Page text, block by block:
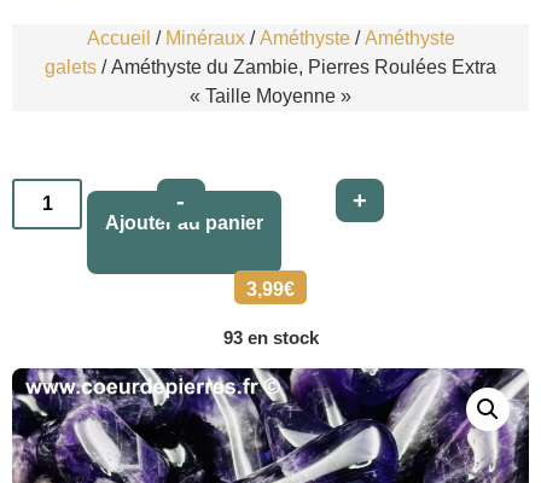
Accueil / Minéraux/Améthyste/Améthyste
galets / Améthyste du Zambie, Pierres Roulées Extra
« Taille Moyenne »
3,99€
93 en stock
- +
Ajouter au panier
Alternative: